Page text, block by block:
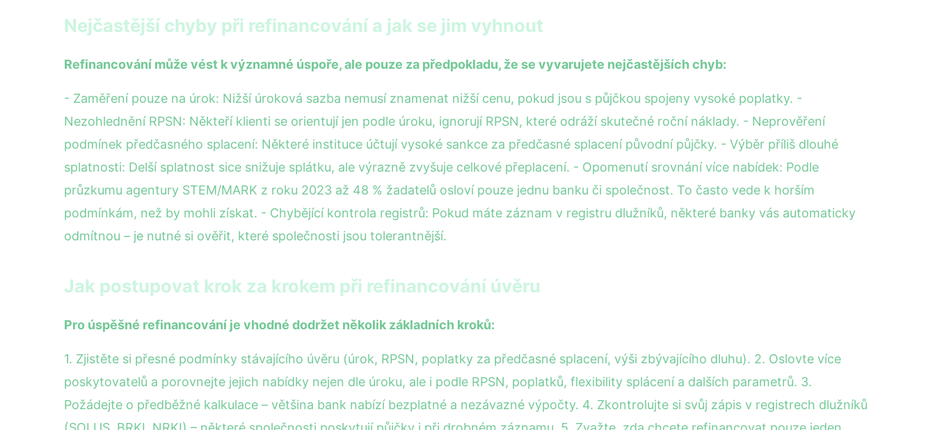
Nejčastější chyby při refinancování a jak se jim vyhnout
Refinancování může vést k významné úspoře, ale pouze za předpokladu, že se vyvarujete nejčastějších chyb:
- Zaměření pouze na úrok: Nižší úroková sazba nemusí znamenat nižší cenu, pokud jsou s půjčkou spojeny vysoké poplatky. -
Nezohlednění RPSN: Někteří klienti se orientují jen podle úroku, ignorují RPSN, které odráží skutečné roční náklady. - Neprověření
podmínek předčasného splacení: Některé instituce účtují vysoké sankce za předčasné splacení původní půjčky. - Výběr příliš dlouhé
splatnosti: Delší splatnost sice snižuje splátku, ale výrazně zvyšuje celkové přeplacení. - Opomenutí srovnání více nabídek: Podle
průzkumu agentury STEM/MARK z roku 2023 až 48 % žadatelů osloví pouze jednu banku či společnost. To často vede k horším
podmínkám, než by mohli získat. - Chybějící kontrola registrů: Pokud máte záznam v registru dlužníků, některé banky vás automaticky
odmítnou – je nutné si ověřit, které společnosti jsou tolerantnější.
Jak postupovat krok za krokem při refinancování úvěru
Pro úspěšné refinancování je vhodné dodržet několik základních kroků:
1. Zjistěte si přesné podmínky stávajícího úvěru (úrok, RPSN, poplatky za předčasné splacení, výši zbývajícího dluhu). 2. Oslovte více
poskytovatelů a porovnejte jejich nabídky nejen dle úroku, ale i podle RPSN, poplatků, flexibility splácení a dalších parametrů. 3.
Požádejte o předběžné kalkulace – většina bank nabízí bezplatné a nezávazné výpočty. 4. Zkontrolujte si svůj zápis v registrech dlužníků